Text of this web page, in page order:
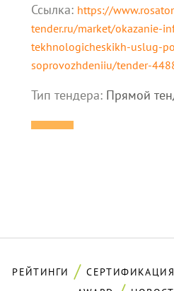
Ссылка: https://
tender.ru/market/okazanie-
tekhnologicheskikh-uslug-
soprovozhdeniiu/tender-
Тип тендера: Прямой
РЕЙТИНГИ СЕРТИФИКАЦИЯ